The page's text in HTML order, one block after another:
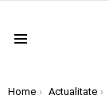
You are here:
Home Actualitate